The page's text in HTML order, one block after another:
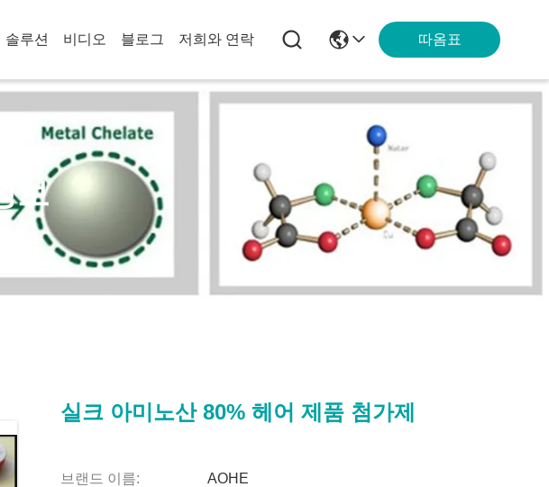
솔루션 비디오 블로그 저희와 연락 따옴표
보
실크 아미노산 80% 헤어 제품 첨가제
브랜드 이름: AOHE